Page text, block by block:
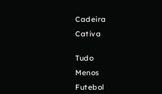
Cadeira
Cativa
Tudo
Menos
Futebol